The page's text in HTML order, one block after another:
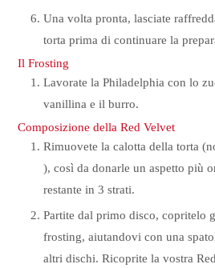
Una volta pronta, lasciate
torta prima di continuare la
Il Frosting
Lavorate la Philadelphia con lo
vanillina e il burro.
Composizione della Red Velvet
Rimuovete la calotta della torta
), così da donarle un aspetto più
restante in 3 strati.
Partite dal primo disco, copritelo
frosting, aiutandovi con una
altri dischi. Ricoprite la vostra